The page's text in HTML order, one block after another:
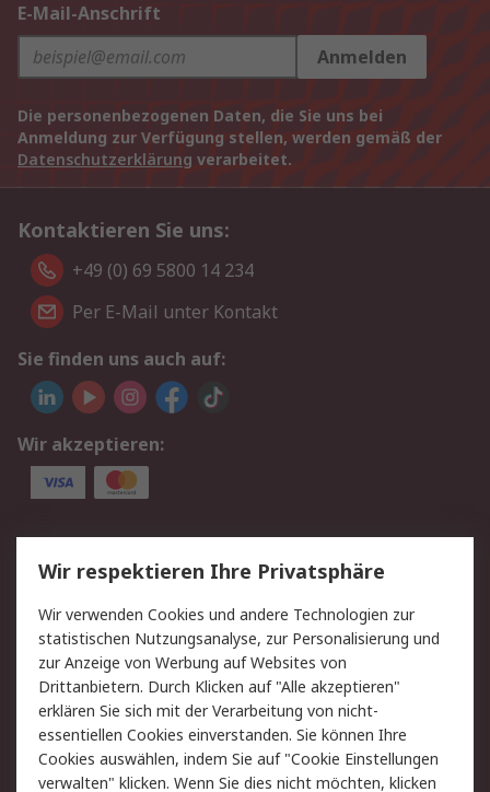
E-Mail-Anschrift
Anmelden
Die personenbezogenen Daten, die Sie uns bei
Anmeldung zur Verfügung stellen, werden gemäß der
Datenschutzerklärung verarbeitet.
Kontaktieren Sie uns:
+49 (0) 69 5800 14 234
Per E-Mail unter Kontakt
Sie finden uns auch auf:
Wir akzeptieren:
Service
Value Added Services
Lieferlösungen
Rücksendungen
Kontakt
Hilfe
Privatkunden
Rechtliches
AGB
Datenschutz
Cookie-Richtlinie
Zahlungsbedingungen
Wir respektieren Ihre Privatsphäre
Wir verwenden Cookies und andere Technologien zur
statistischen Nutzungsanalyse, zur Personalisierung und
zur Anzeige von Werbung auf Websites von
Drittanbietern. Durch Klicken auf "Alle akzeptieren"
erklären Sie sich mit der Verarbeitung von nicht-
essentiellen Cookies einverstanden. Sie können Ihre
Cookies auswählen, indem Sie auf "Cookie Einstellungen
verwalten" klicken. Wenn Sie dies nicht möchten, klicken